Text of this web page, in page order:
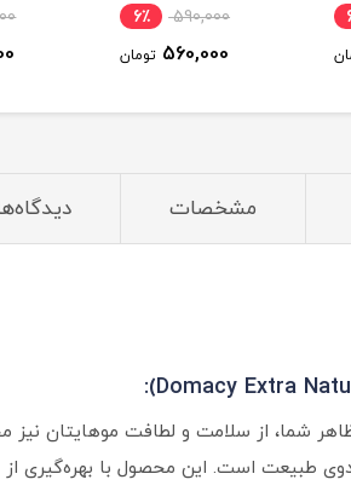
590,000 6٪
560,000 تومان
مشخصات
طبیعت است. این محصول با بهره‌گیری